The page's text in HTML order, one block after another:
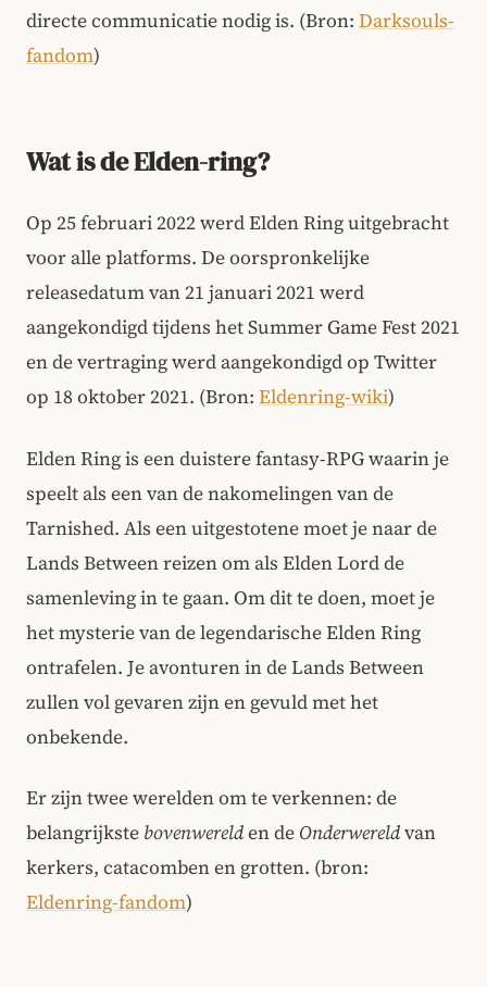
directe communicatie nodig is. (Bron: Darksouls-
fandom)
Wat is de Elden-ring?
Op 25 februari 2022 werd Elden Ring uitgebracht
voor alle platforms. De oorspronkelijke
releasedatum van 21 januari 2021 werd
aangekondigd tijdens het Summer Game Fest 2021
en de vertraging werd aangekondigd op Twitter
op 18 oktober 2021. (Bron: Eldenring-wiki)
Elden Ring is een duistere fantasy-RPG waarin je
speelt als een van de nakomelingen van de
Tarnished. Als een uitgestotene moet je naar de
Lands Between reizen om als Elden Lord de
samenleving in te gaan. Om dit te doen, moet je
het mysterie van de legendarische Elden Ring
ontrafelen. Je avonturen in de Lands Between
zullen vol gevaren zijn en gevuld met het
onbekende.
Er zijn twee werelden om te verkennen: de
belangrijkste bovenwerelden de Onderwereldvan
kerkers, catacomben en grotten. (bron:
Eldenring-fandom)